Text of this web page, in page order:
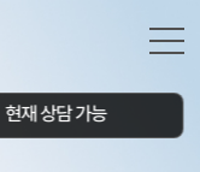
현재 상담 가능